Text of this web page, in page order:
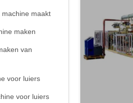
maakt
maken
van
voor luiers
voor luiers